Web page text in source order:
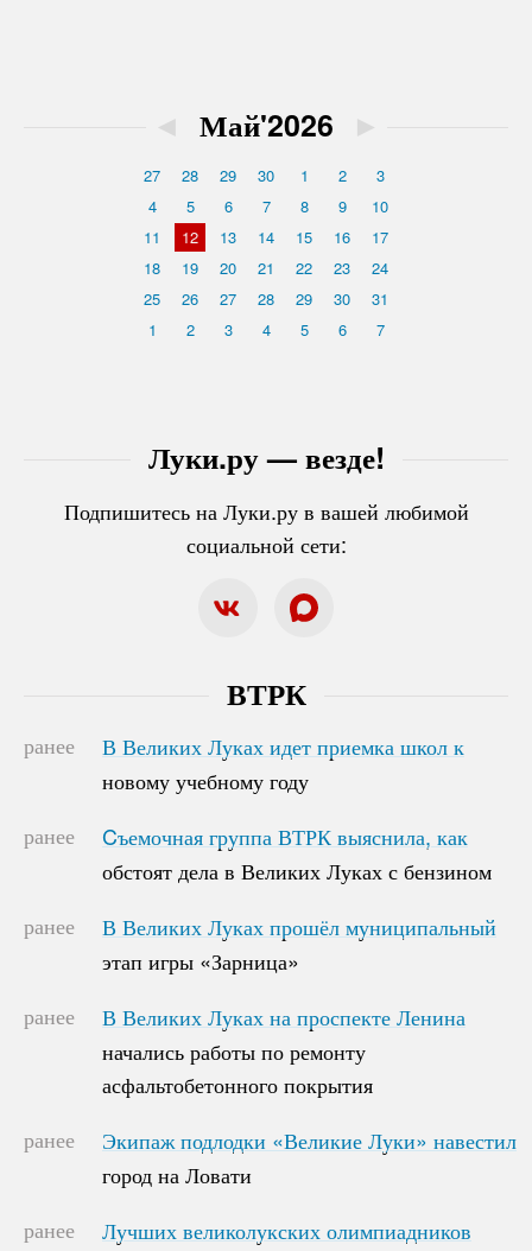
Луки.ру — везде!
Подпишитесь на Луки.ру в вашей любимой
социальной сети:
◄ Май'2026 ►
27 28 29 30 1 2
3
4
5 6 7 8 9
10
11
12 13 14 15 16
17
18
19 20 21 22 23
24
25
26 27 28 29 30
31
1
2 3 4 5 6 7
ВТРК
ранее
В Великих Луках идет приемка школ к
новому учебному году
В Великих Луках идет приемка школ к
новому учебному году
ранее
Cъемочная группа ВТРК выяснила, как
обстоят дела в Великих Луках с бензином
Cъемочная группа ВТРК выяснила, как
обстоят дела в Великих Луках с бензином
ранее
В Великих Луках прошёл муниципальный
этап игры «Зарница»
В Великих Луках прошёл муниципальный
этап игры «Зарница»
ранее
В Великих Луках на проспекте Ленина
начались работы по ремонту
асфальтобетонного покрытия
В Великих Луках на проспекте Ленина
начались работы по ремонту
асфальтобетонного покрытия
ранее
Экипаж подлодки «Великие Луки» навестил
город на Ловати
Экипаж подлодки «Великие Луки» навестил
город на Ловати
ранее
Лучших великолукских олимпиадников
Лучших великолукских олимпиадников